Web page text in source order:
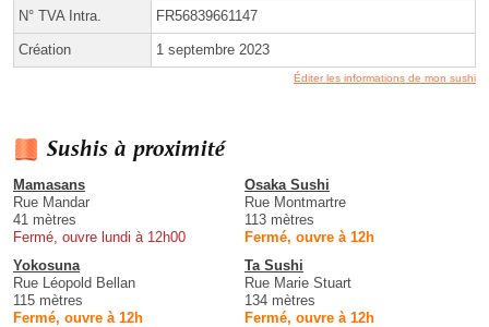
N° TVA Intra. FR56839661147
Création 1 septembre 2023
Éditer les informations de mon sushi
Sushis à proximité
Mamasans
Rue Mandar
41 mètres
Fermé, ouvre lundi à 12h00
Osaka Sushi
Rue Montmartre
113 mètres
Fermé, ouvre à 12h
Yokosuna
Rue Léopold Bellan
115 mètres
Fermé, ouvre à 12h
Ta Sushi
Rue Marie Stuart
134 mètres
Fermé, ouvre à 12h